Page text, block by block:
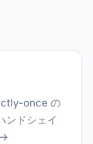
once の
ンドシェイ